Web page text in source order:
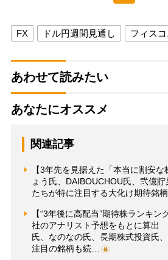
FX ドル円週間見通し フィス
あわせて読みたい
あなたにオススメ
関連記事
【3年先を見据えた「本当に割安
ょう氏、DAIBOUCHOU氏、弐億
たちが特に注目する大化け期待銘
【“3年後に高配当”期待株ランキ
社のアナリスト予想をもとに算出
氏、なのなの氏、長期株式投資氏
注目の銘柄も続…